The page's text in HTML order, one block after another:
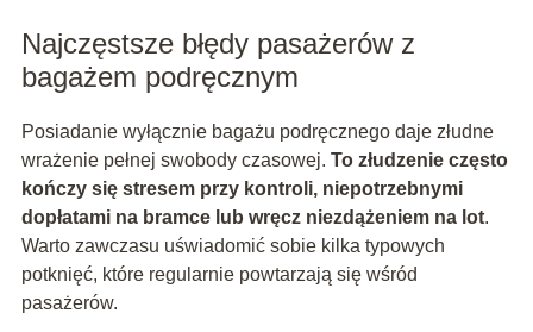
Najczęstsze błędy pasażerów z
bagażem podręcznym
Posiadanie wyłącznie bagażu podręcznego daje złudne
wrażenie pełnej swobody czasowej. To złudzenie często
kończy się stresem przy kontroli, niepotrzebnymi
dopłatami na bramce lub wręcz niezdążeniem na lot.
Warto zawczasu uświadomić sobie kilka typowych
potknięć, które regularnie powtarzają się wśród
pasażerów.